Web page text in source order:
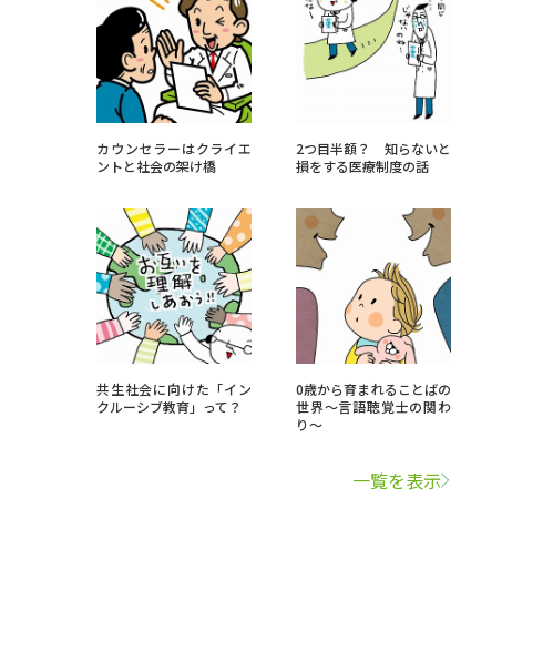
このサイトについて
受付内容・発送状況の確認 テレメール
お支払いサイト
お問合せ先 テレメール進学カタログ訂正のご案内
カウンセラーはクライエ
ントと社会の架け橋
2つ目半額？ 知らないと
損をする医療制度の話
共生社会に向けた「イン
クルーシブ教育」って？
0歳から育まれることばの
世界～言語聴覚士の関わ
り～
一覧を表示